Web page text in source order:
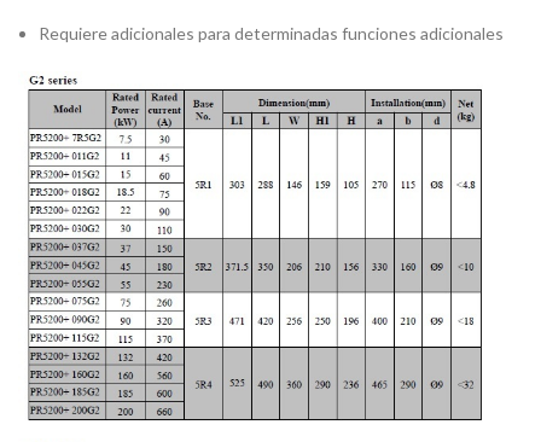
Requiere adicionales para determinadas funciones adicionales